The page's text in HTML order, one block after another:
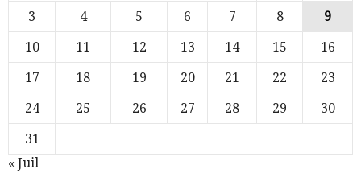
3
4 5 6 7 8
9
10
11 12 13 14 15
16
17
18 19 20 21 22
23
24
25 26 27 28 29
30
31
« Juil